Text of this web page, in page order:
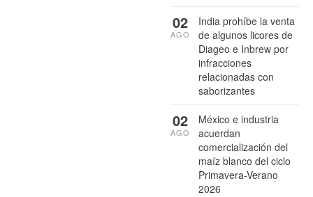
India prohíbe la venta
de algunos licores de
Diageo e Inbrew por
infracciones
relacionadas con
saborizantes
02
AGO
México e industria
acuerdan
comercialización del
maíz blanco del ciclo
Primavera-Verano
2026
02
AGO